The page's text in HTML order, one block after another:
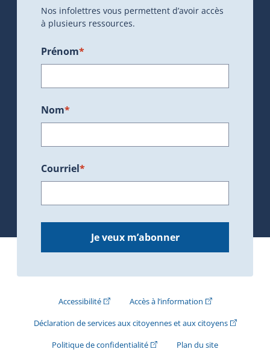
Nos infolettres vous permettent d’avoir accès
à plusieurs ressources.
Prénom*
Nom*
Courriel*
Je veux m’abonner
Accessibilité(Cet hyperlien externe s'ouvrira dans une
Accès à l’information(Cet hyperlien
Déclaration de services aux citoyennes et aux citoyens(Cet
Politique de confidentialité(Cet hyperlien externe s'ouvrira
Plan du site